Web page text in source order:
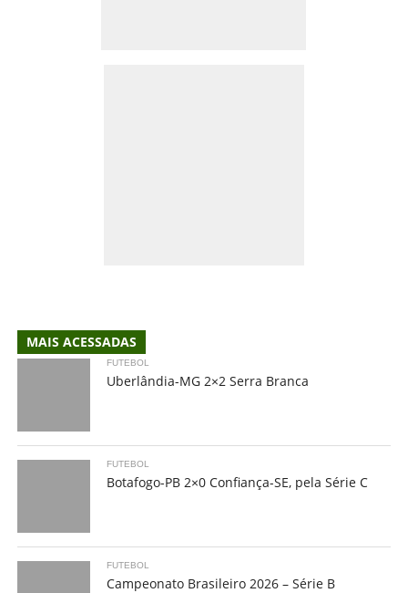
MAIS ACESSADAS
FUTEBOL
Uberlândia-MG 2×2 Serra Branca
FUTEBOL
Botafogo-PB 2×0 Confiança-SE, pela Série C
FUTEBOL
Campeonato Brasileiro 2026 – Série B